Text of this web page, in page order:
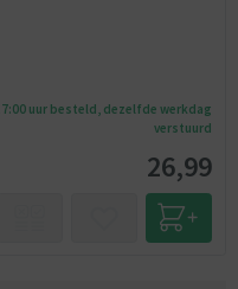
uur besteld, dezelfde werkdag
verstuurd
26,99